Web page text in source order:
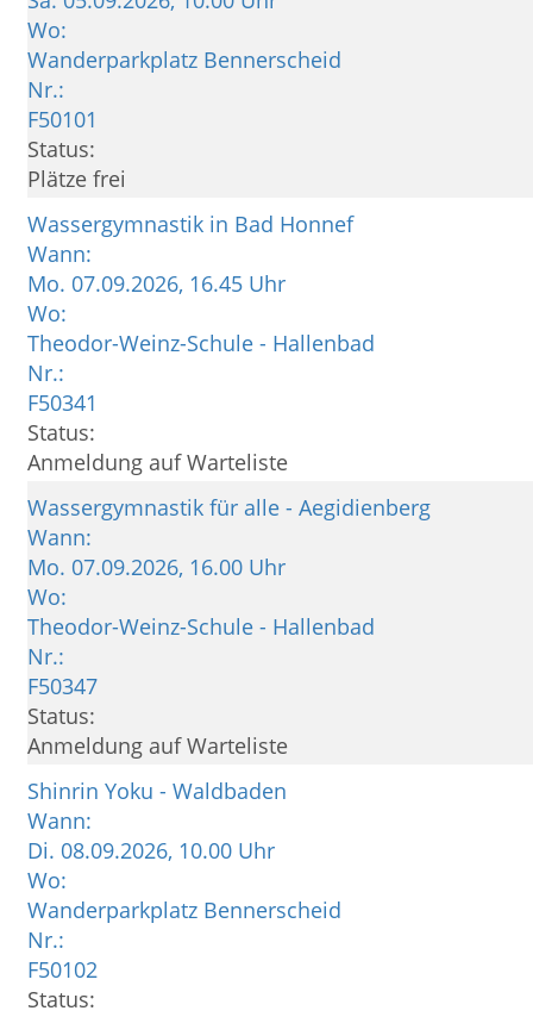
Wo:
Wanderparkplatz Bennerscheid
Nr.:
F50101
Status:
Plätze frei
Wassergymnastik in Bad Honnef
Wann:
Mo. 07.09.2026, 16.45 Uhr
Wo:
Theodor-Weinz-Schule - Hallenbad
Nr.:
F50341
Status:
Anmeldung auf Warteliste
Wassergymnastik für alle - Aegidienberg
Wann:
Mo. 07.09.2026, 16.00 Uhr
Wo:
Theodor-Weinz-Schule - Hallenbad
Nr.:
F50347
Status:
Anmeldung auf Warteliste
Shinrin Yoku - Waldbaden
Wann:
Di. 08.09.2026, 10.00 Uhr
Wo:
Wanderparkplatz Bennerscheid
Nr.:
F50102
Status: